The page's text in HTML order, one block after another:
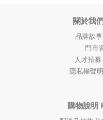
關於我
品牌故
門市
人才招
隱私權聲
購物說明